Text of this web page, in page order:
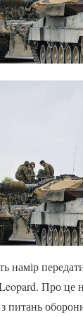
намір
Про це
питань